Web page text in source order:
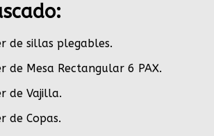
de sillas plegables.
de Mesa Rectangular 6 PAX.
de Vajilla.
de Copas.